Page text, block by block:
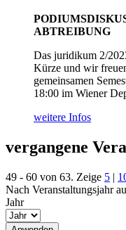
ABTREIBUNG
Das juridikum 2/
Kürze und wir
gemeinsamen
18:00 im Wiener
weitere Infos
vergangene
49 - 60 von 63. Zeige 5 |
Nach Veranstaltungsjahr
Jahr